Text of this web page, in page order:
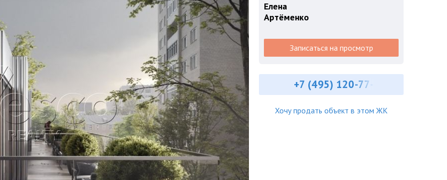
Елена
Артёменко
Записаться на просмотр
+7 (495) ‎120-77-
Хочу продать объект в этом ЖК